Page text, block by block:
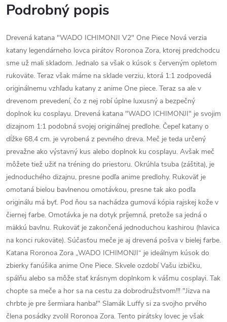
Podrobný popis
Drevená katana "WADO ICHIMONJI V2" One Piece Nová verzia
katany legendárneho lovca pirátov Roronoa Zora, ktorej predchodcu
sme už mali skladom. Jednalo sa však o kúsok s červeným opletom
rukoväte. Teraz však máme na sklade verziu, ktorá 1:1 zodpovedá
originálnemu vzhľadu katany z anime One piece. Teraz sa ale v
drevenom prevedení, čo z nej robí úplne luxusný a bezpečný
doplnok ku cosplayu. Drevená katana "WADO ICHIMONJI" je svojim
dizajnom 1:1 podobná svojej originálnej predlohe. Čepeľ katany o
dĺžke 68,4 cm. je vyrobená z pevného dreva. Meč je teda určený
prevažne ako výstavný kus alebo doplnok ku cosplayu. Avšak meč
môžete tiež užiť na tréning do priestoru. Okrúhla tsuba (záštita), je
jednoduchého dizajnu, presne podľa anime predlohy. Rukoväť je
omotaná bielou bavlnenou omotávkou, presne tak ako podľa
originálu má byť. Pod ňou sa nachádza gumová kópia rajskej kože v
čiernej farbe. Omotávka je na dotyk príjemná, pretože sa jedná o
mäkkú bavlnu. Rukoväť je zakončená jednoduchou kashirou (hlavica
na konci rukoväte). Súčasťou meče je aj drevená pošva v bielej farbe.
Katana Roronoa Zora „WADO ICHIMONJI“ je ideálnym kúsok do
zbierky fanúšika anime One Piece. Skvele ozdobí Vašu izbičku,
spálňu alebo sa môže stať krásnym doplnkom k vášmu cosplayi. Tak
chopte sa meče a hor sa na cestu za dobrodružstvom!!! "Jizva na
chrbte je pre šermiara hanba!" Slamák Luffy si za svojho prvého
člena posádky zvolil Roronoa Zora. Tento pirátsky lovec je však